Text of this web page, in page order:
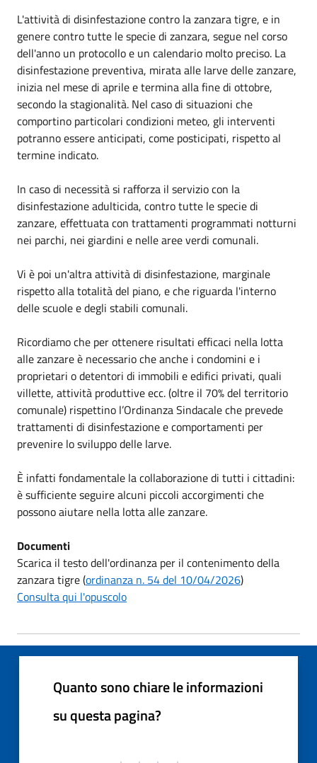
L'attività di disinfestazione contro la zanzara tigre, e in
genere contro tutte le specie di zanzara, segue nel corso
dell'anno un protocollo e un calendario molto preciso. La
disinfestazione preventiva, mirata alle larve delle zanzare,
inizia nel mese di aprile e termina alla fine di ottobre,
secondo la stagionalità. Nel caso di situazioni che
comportino particolari condizioni meteo, gli interventi
potranno essere anticipati, come posticipati, rispetto al
termine indicato.
In caso di necessità si rafforza il servizio con la
disinfestazione adulticida, contro tutte le specie di
zanzare, effettuata con trattamenti programmati notturni
nei parchi, nei giardini e nelle aree verdi comunali.
Vi è poi un'altra attività di disinfestazione, marginale
rispetto alla totalità del piano, e che riguarda l'interno
delle scuole e degli stabili comunali.
Ricordiamo che per ottenere risultati efficaci nella lotta
alle zanzare è necessario che anche i condomini e i
proprietari o detentori di immobili e edifici privati, quali
villette, attività produttive ecc. (oltre il 70% del territorio
comunale) rispettino l’Ordinanza Sindacale che prevede
trattamenti di disinfestazione e comportamenti per
prevenire lo sviluppo delle larve.
È infatti fondamentale la collaborazione di tutti i cittadini:
è sufficiente seguire alcuni piccoli accorgimenti che
possono aiutare nella lotta alle zanzare.
Documenti
Scarica il testo dell'ordinanza per il contenimento della
zanzara tigre (ordinanza n. 54 del 10/04/2026)
Consulta qui l'opuscolo
Quanto sono chiare le informazioni
su questa pagina?